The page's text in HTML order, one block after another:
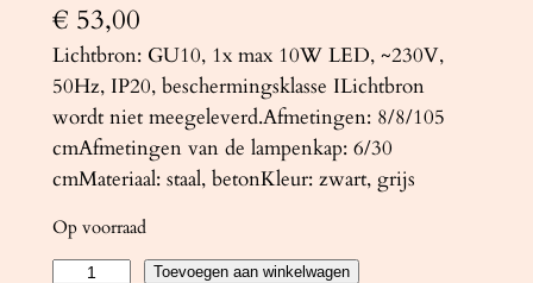
€ 53,00
Lichtbron: GU10, 1x max 10W LED, ~230V,
50Hz, IP20, beschermingsklasse ILichtbron
wordt niet meegeleverd.Afmetingen: 8/8/105
cmAfmetingen van de lampenkap: 6/30
cmMateriaal: staal, betonKleur: zwart, grijs
Op voorraad
Toevoegen aan winkelwagen